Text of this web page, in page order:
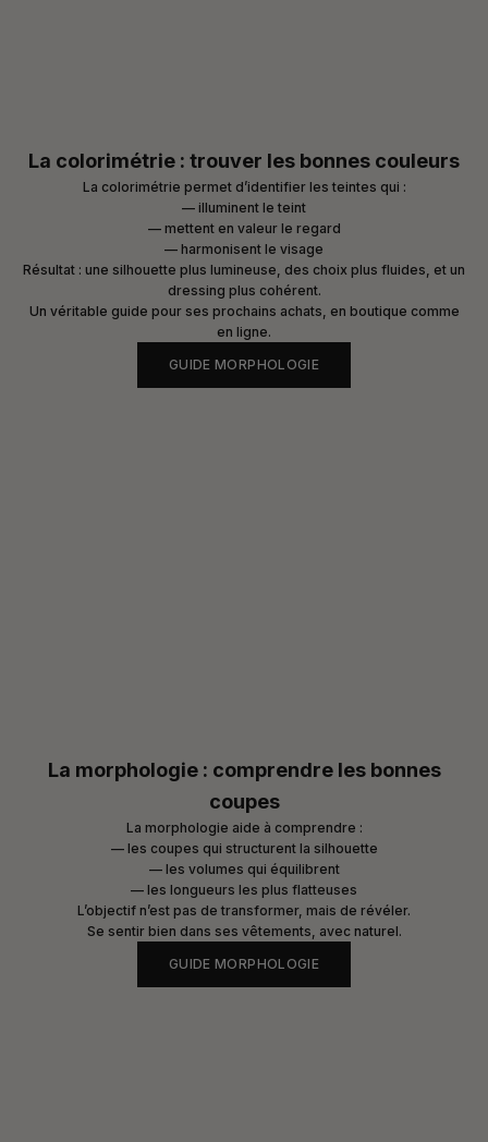
La colorimétrie : trouver les bonnes couleurs
La colorimétrie permet d’identifier les teintes qui :
— illuminent le teint
— mettent en valeur le regard
— harmonisent le visage
Résultat : une silhouette plus lumineuse, des choix plus fluides, et un
dressing plus cohérent.
Un véritable guide pour ses prochains achats, en boutique comme
en ligne.
GUIDE MORPHOLOGIE
La morphologie : comprendre les bonnes
coupes
La morphologie aide à comprendre :
— les coupes qui structurent la silhouette
— les volumes qui équilibrent
— les longueurs les plus flatteuses
L’objectif n’est pas de transformer, mais de révéler.
Se sentir bien dans ses vêtements, avec naturel.
GUIDE MORPHOLOGIE